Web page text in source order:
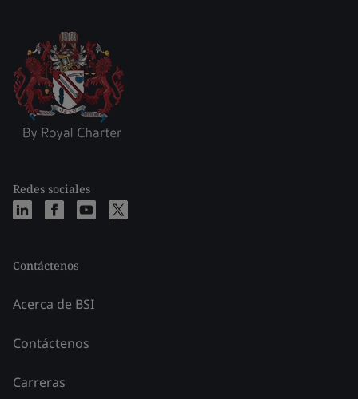
Redes sociales
Contáctenos
Acerca de BSI
Contáctenos
Carreras